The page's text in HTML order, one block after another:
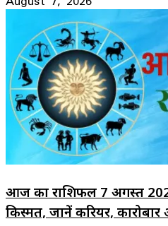
आज का राशिफल 7 अगस्त
किस्मत, जानें करियर,